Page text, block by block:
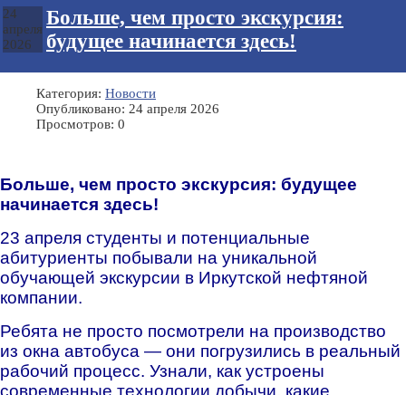
24
апреля
2026
Больше, чем просто экскурсия:
будущее начинается здесь!
Категория: Новости
Опубликовано: 24 апреля 2026
Просмотров: 0
Больше, чем просто экскурсия: будущее
начинается здесь!
23 апреля студенты и потенциальные
абитуриенты побывали на уникальной
обучающей экскурсии в Иркутской нефтяной
компании.
Ребята не просто посмотрели на производство
из окна автобуса — они погрузились в реальный
рабочий процесс. Узнали, как устроены
современные технологии добычи, какие